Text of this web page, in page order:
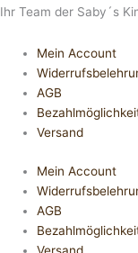
Ihr Team der Saby´s
Mein Account
AGB
Versand
Mein Account
AGB
Versand